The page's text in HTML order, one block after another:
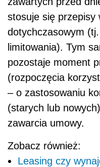
stosuje się przepisy
dotychczasowym
limitowania). Tym
pozostaje moment
(rozpoczęcia
– o zastosowaniu
(starych lub
zawarcia umowy.
Zobacz również:
Leasing czy